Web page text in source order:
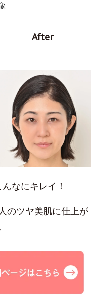
After
なにキレイ！
のツヤ美肌に仕上が